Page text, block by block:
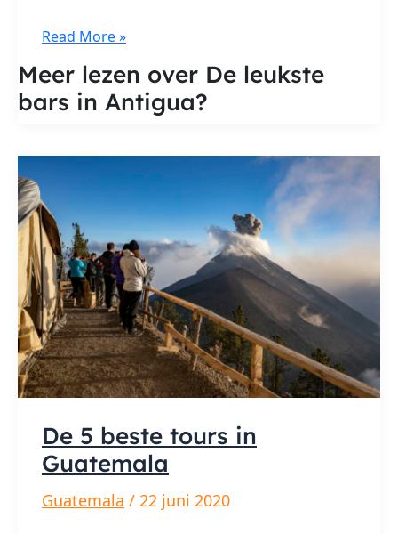
De
bars
in
Read More »
Meer lezen over De leukste
bars in Antigua?
De 5 beste tours in
Guatemala
Guatemala / 22 juni 2020